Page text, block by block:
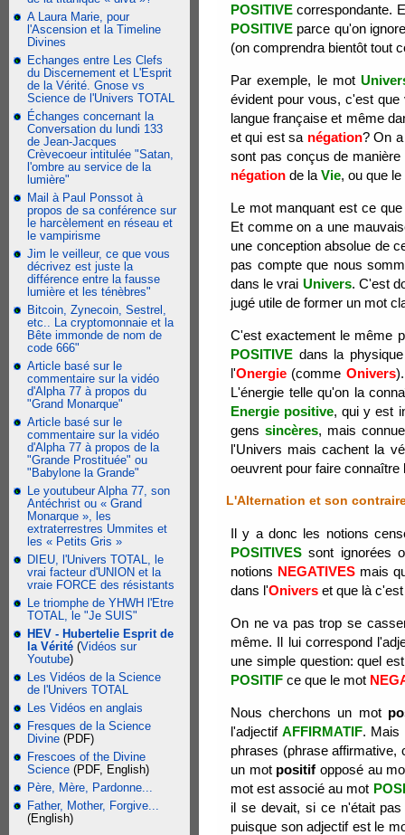
A Laura Marie, pour
l'Ascension et la Timeline
Divines
Echanges entre Les Clefs
du Discernement et L'Esprit
de la Vérité. Gnose vs
Science de l'Univers TOTAL
Échanges concernant la
Conversation du lundi 133
de Jean-Jacques
Crèvecoeur intitulée "Satan,
l'ombre au service de la
lumière"
Mail à Paul Ponssot à
propos de sa conférence sur
le harcèlement en réseau et
le vampirisme
Jim le veilleur, ce que vous
décrivez est juste la
différence entre la fausse
lumière et les ténèbres"
Bitcoin, Zynecoin, Sestrel,
etc.. La cryptomonnaie et la
Bête immonde de nom de
code 666"
Article basé sur le
commentaire sur la vidéo
d'Alpha 77 à propos du
"Grand Monarque"
Article basé sur le
commentaire sur la vidéo
d'Alpha 77 à propos de la
"Grande Prostituée" ou
"Babylone la Grande"
Le youtubeur Alpha 77, son
Antéchrist ou « Grand
Monarque », les
extraterrestres Ummites et
les « Petits Gris »
DIEU, l'Univers TOTAL, le
vrai facteur d'UNION et la
vraie FORCE des résistants
Le triomphe de YHWH l'Etre
TOTAL, le "Je SUIS"
HEV - Hubertelie Esprit de
la Vérité (Vidéos sur
Youtube)
Les Vidéos de la Science
de l'Univers TOTAL
Les Vidéos en anglais
Fresques de la Science
Divine (PDF)
Frescoes of the Divine
Science (PDF, English)
Père, Mère, Pardonne...
Father, Mother, Forgive...
(English)
POSITIVE correspondante.
POSITIVE parce qu'on
(on comprendra bientôt tout
Par exemple, le mot
évident pour vous, c'est
langue française et même
et qui est sa négation? On
sont pas conçus de
négation de la Vie, ou que le
Le mot manquant est ce que
Et comme on a une
une conception absolue de
pas compte que nous
dans le vrai Univers. C'est
jugé utile de former un mot
C'est exactement le même
POSITIVE dans la
l'Onergie (comme Onivers
L'énergie telle qu'on la
Energie positive, qui y est
gens sincères, mais
l'Univers mais cachent la
oeuvrent pour faire connaître
L'Alternation et son
Il y a donc les notions
POSITIVES sont ignorées
notions NEGATIVES mais
dans l'Onivers et que là
On ne va pas trop se
même. Il lui correspond
une simple question: quel
POSITIF ce que le mot
Nous cherchons un mot
l'adjectif AFFIRMATIF. Mais
phrases (phrase affirmative,
un mot positif opposé au
mot est associé au mot
il se devait, si ce n'était
puisque son adjectif est le